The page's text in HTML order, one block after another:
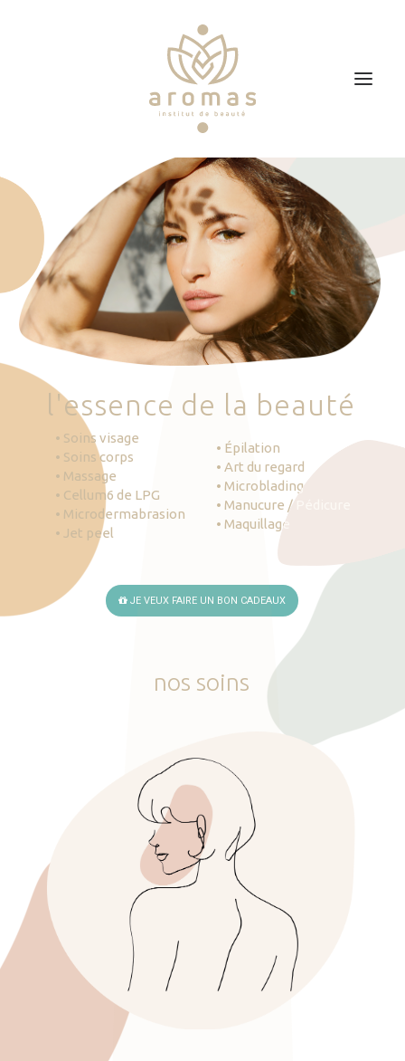
Soins
Je veux faire un bon cadeau
Plan d’accès
Prendre RDV
'essence de la beauté
• Soins visage
• Soins corps
• Massage
• Cellum6 de LPG
• Microdermabrasion
• Jet peel
• Épilation
• Art du regard
• Microblading
• Manucure / Pédicure
• Maquillage
JE VEUX FAIRE UN BON CADEAUX
nos soins